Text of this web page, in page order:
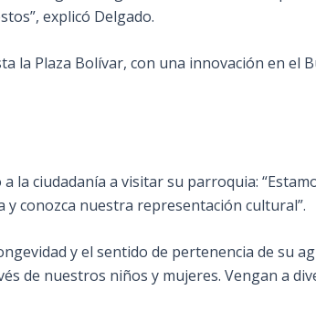
explicó Delgado.
la Plaza Bolívar, con una innovación en el
la ciudadanía a visitar su parroquia:
conozca nuestra representación cultural”.
y el sentido de pertenencia de su
de nuestros niños y mujeres. Vengan a